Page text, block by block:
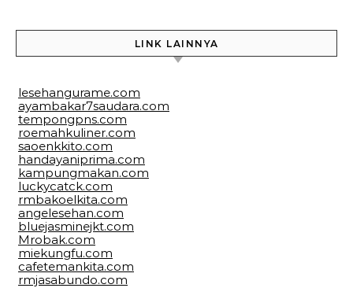
LINK LAINNYA
lesehangurame.com
ayambakar7saudara.com
tempongpns.com
roemahkuliner.com
saoenkkito.com
handayaniprima.com
kampungmakan.com
luckycatck.com
rmbakoelkita.com
angelesehan.com
bluejasminejkt.com
Mrobak.com
miekungfu.com
cafetemankita.com
rmjasabundo.com